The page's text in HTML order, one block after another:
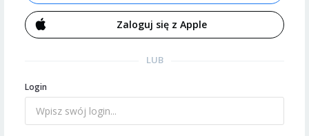
Zaloguj się z Apple
LUB
Login